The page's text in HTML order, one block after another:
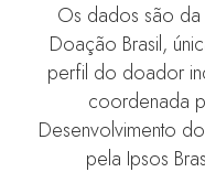
Os dados são da
Doação Brasil,
perfil do doador
coordenada
Desenvolvimento
pela Ipsos